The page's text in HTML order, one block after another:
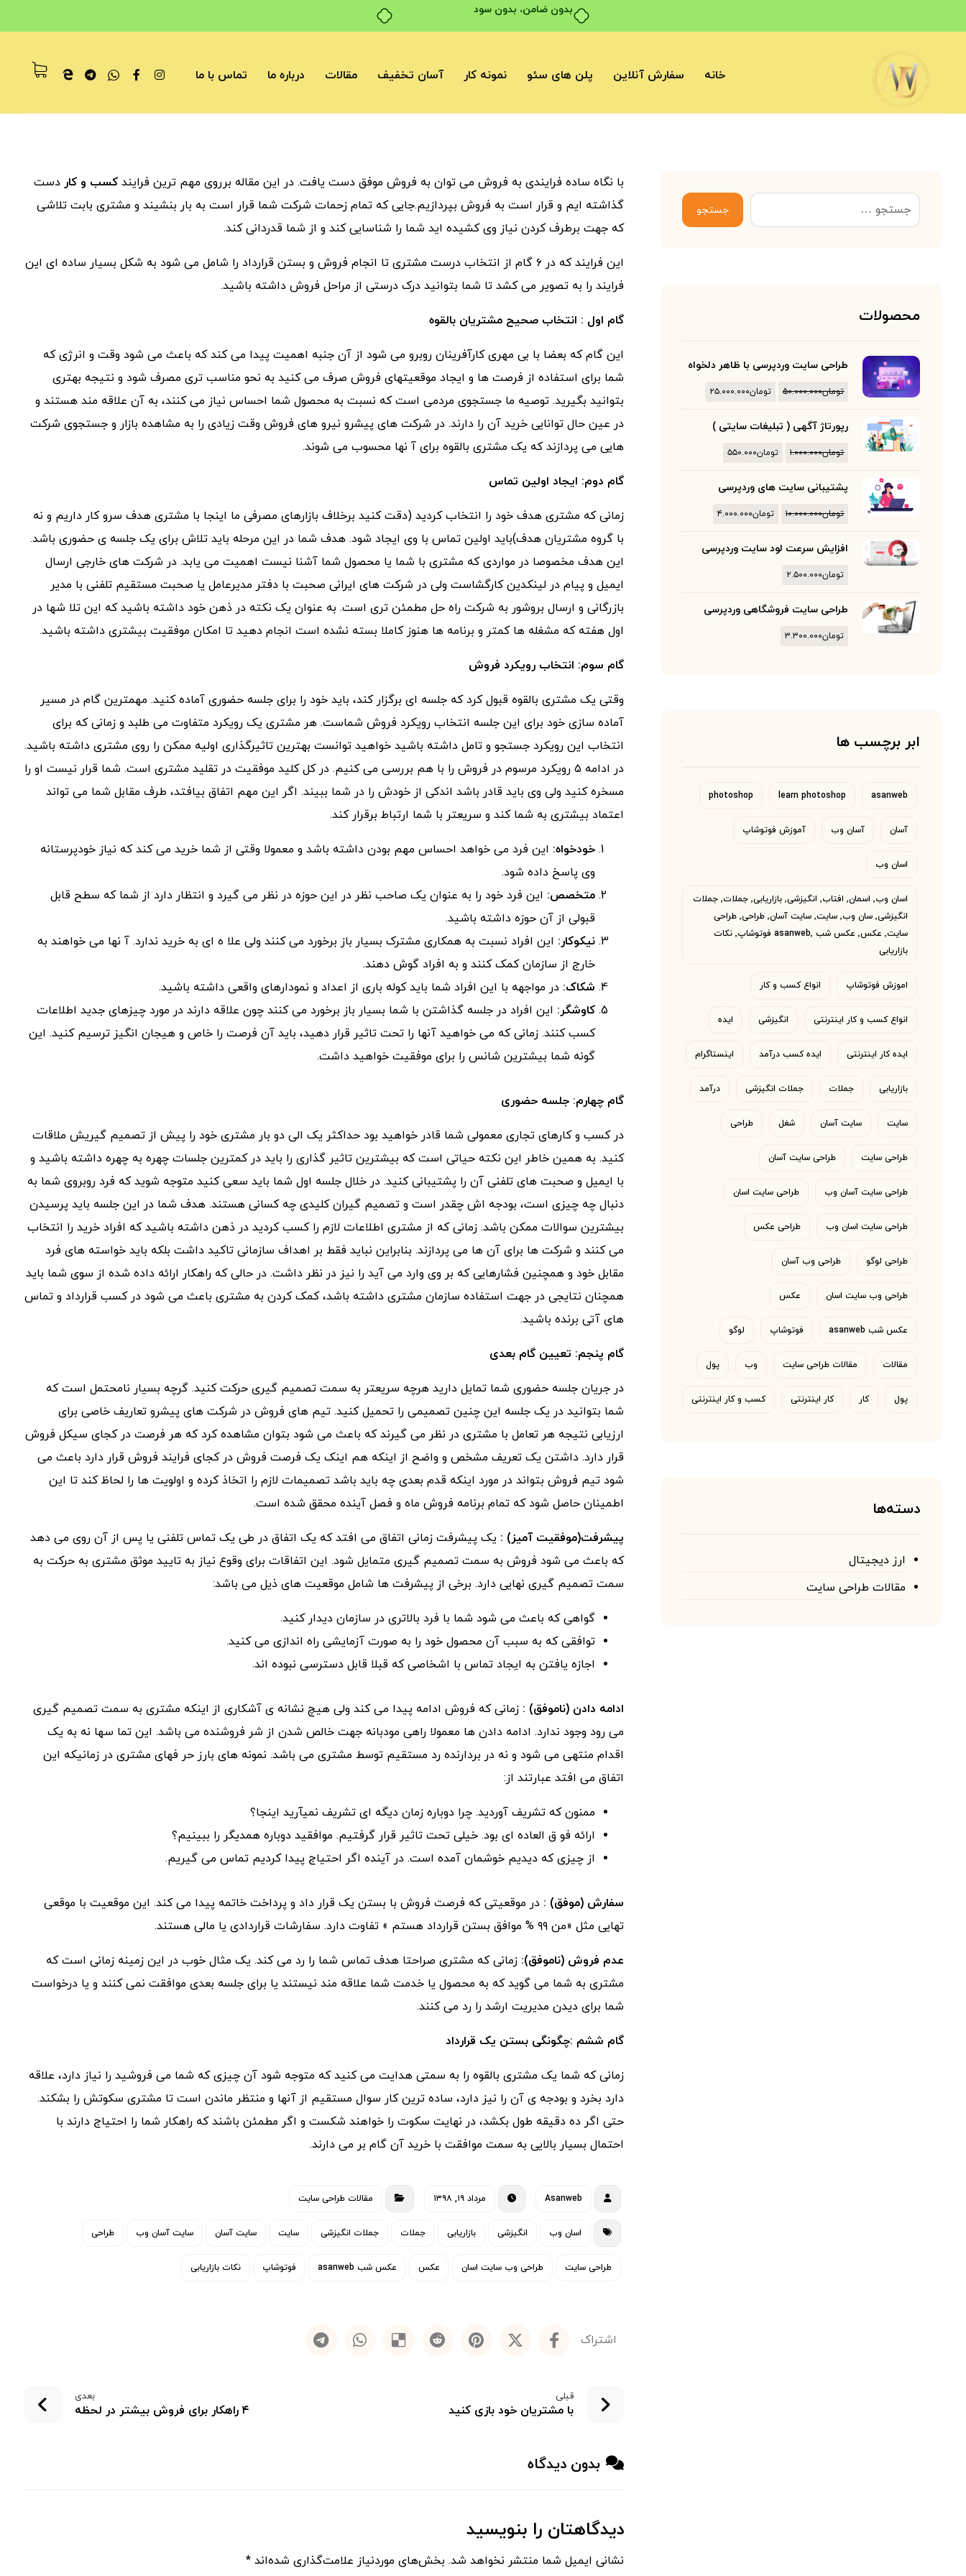
بدون ضامن، بدون سود
خانه سفارش آنلاین پلن های سئو نمونه کار آسان تخفیف مقالات درباره ما تماس با ما
با نگاه ساده فرایندی به فروش می توان به فروش موفق دست یافت. در این مقاله برروی مهم ترین فرایندکسب و کار دست
گذاشته ایم و قرار است به فروش بپردازیم.جایی که تمام زحمات شرکت شما قرار است به بار بنشیند و مشتری بابت تلاشی
که جهت برطرف کردن نیاز وی کشیده اید شما را شناسایی کند و از شما قدردانی کند.
این فرایند که در ۶ گام از انتخاب درست مشتری تا انجام فروش و بستن قرارداد را شامل می شود به شکل بسیار ساده ای این
فرایند را به تصویر می کشد تا شما بتوانید درک درستی از مراحل فروش داشته باشید.
گام اول : انتخاب صحیح مشتریان بالقوه
این گام که بعضا با بی مهری کارآفرینان روبرو می شود از آن جنبه اهمیت پیدا می کند که باعث می شود وقت و انرژی که
شما برای استفاده از فرصت ها و ایجاد موقعیتهای فروش صرف می کنید به نحو مناسب تری مصرف شود و نتیجه بهتری
بتوانید بگیرید. توصیه ما جستجوی مردمی است که نسبت به محصول شما احساس نیاز می کنند، به آن علاقه مند هستند و
در عین حال توانایی خرید آن را دارند. در شرکت های پیشرو نیرو های فروش وقت زیادی را به مشاهده بازار و جستجوی شرکت
هایی می پردازند که یک مشتری بالقوه برای آ نها محسوب می شوند.
گام دوم: ایجاد اولین تماس
زمانی که مشتری هدف خود را انتخاب کردید (دقت کنید برخلاف بازارهای مصرفی ما اینجا با مشتری هدف سرو کار داریم و نه
با گروه مشتریان هدف)باید اولین تماس با وی ایجاد شود. هدف شما در این مرحله باید تلاش برای یک جلسه ی حضوری باشد.
این هدف مخصوصا در مواردی که مشتری با شما یا محصول شما آشنا نیست اهمیت می یابد. در شرکت های خارجی ارسال
ایمیل و پیام در لینکدین کارگشاست ولی در شرکت های ایرانی صحبت با دفتر مدیرعامل یا صحبت مستقیم تلفنی با مدیر
بازرگانی و ارسال بروشور به شرکت راه حل مطمئن تری است. به عنوان یک نکته در ذهن خود داشته باشید که این تلا شها در
اول هفته که مشغله ها کمتر و برنامه ها هنوز کاملا بسته نشده است انجام دهید تا امکان موفقیت بیشتری داشته باشید.
گام سوم: انتخاب رویکرد فروش
وقتی یک مشتری بالقوه قبول کرد که جلسه ای برگزار کند، باید خود را برای جلسه حضوری آماده کنید. مهمترین گام در مسیر
آماده سازی خود برای این جلسه انتخاب رویکرد فروش شماست. هر مشتری یک رویکرد متفاوت می طلبد و زمانی که برای
انتخاب این رویکرد جستجو و تامل داشته باشید خواهید توانست بهترین تاثیرگذاری اولیه ممکن را روی مشتری داشته باشید.
در ادامه ۵ رویکرد مرسوم در فروش را با هم بررسی می کنیم. در کل کلید موفقیت در تقلید مشتری است. شما قرار نیست او را
مسخره کنید ولی وی باید قادر باشد اندکی از خودش را در شما ببیند. اگر این مهم اتفاق بیافتد، طرف مقابل شما می تواند
اعتماد بیشتری به شما کند و سریعتر با شما ارتباط برقرار کند.
خودخواه: این فرد می خواهد احساس مهم بودن داشته باشد و معمولا وقتی از شما خرید می کند که نیاز خودپرستانه
وی پاسخ داده شود.
متخصص: این فرد خود را به عنوان یک صاحب نظر در این حوزه در نظر می گیرد و انتظار دارد از شما که سطح قابل
قبولی از آن حوزه داشته باشید.
نیکوکار: این افراد نسبت به همکاری مشترک بسیار باز برخورد می کنند ولی علا ه ای به خرید ندارد. آ نها می خواهند به
خارج از سازمان کمک کنند و به افراد گوش دهند.
شکاک: در مواجهه با این افراد شما باید کوله باری از اعداد و نمودارهای واقعی داشته باشید.
کاوشگر: این افراد در جلسه گذاشتن با شما بسیار باز برخورد می کنند چون علاقه دارند در مورد چیزهای جدید اطلاعات
کسب کنند. زمانی که می خواهید آنها را تحت تاثیر قرار دهید، باید آن فرصت را خاص و هیجان انگیز ترسیم کنید. این
گونه شما بیشترین شانس را برای موفقیت خواهید داشت.
گام چهارم: جلسه حضوری
در کسب و کارهای تجاری معمولی شما قادر خواهید بود حداکثر یک الی دو بار مشتری خود را پیش از تصمیم گیریش ملاقات
کنید. به همین خاطر این نکته حیاتی است که بیشترین تاثیر گذاری را باید در کمترین جلسات چهره به چهره داشته باشید و
با ایمیل و صحبت های تلفنی آن را پشتیبانی کنید. در خلال جلسه اول شما باید سعی کنید متوجه شوید که فرد روبروی شما به
دنبال چه چیزی است، بودجه اش چقدر است و تصمیم گیران کلیدی چه کسانی هستند. هدف شما در این جلسه باید پرسیدن
بیشترین سوالات ممکن باشد. زمانی که از مشتری اطلاعات لازم را کسب کردید در ذهن داشته باشید که افراد خرید را انتخاب
می کنند و شرکت ها برای آن ها می پردازند. بنابراین نباید فقط بر اهداف سازمانی تاکید داشت بلکه باید خواسته های فرد
مقابل خود و همچنین فشارهایی که بر وی وارد می آید را نیز در نظر داشت. در حالی که راهکار ارائه داده شده از سوی شما باید
همچنان نتایجی در جهت استفاده سازمان مشتری داشته باشد، کمک کردن به مشتری باعث می شود در کسب قرارداد و تماس
های آتی برنده باشید.
گام پنجم: تعیین گام بعدی
در جریان جلسه حضوری شما تمایل دارید هرچه سریعتر به سمت تصمیم گیری حرکت کنید. گرچه بسیار نامحتمل است که
شما بتوانید در یک جلسه این چنین تصمیمی را تحمیل کنید. تیم های فروش در شرکت های پیشرو تعاریف خاصی برای
ارزیابی نتیجه هر تعامل با مشتری در نظر می گیرند که باعث می شود بتوان مشاهده کرد که هر فرصت در کجای سیکل فروش
قرار دارد. داشتن یک تعریف مشخص و واضح از اینکه هم اینک یک فرصت فروش در کجای فرایند فروش قرار دارد باعث می
شود تیم فروش بتواند در مورد اینکه قدم بعدی چه باید باشد تصمیمات لازم را اتخاذ کرده و اولویت ها را لحاظ کند تا این
اطمینان حاصل شود که تمام برنامه فروش ماه و فصل آینده محقق شده است.
پیشرفت(موفقیت آمیز) : یک پیشرفت زمانی اتفاق می افتد که یک اتفاق در طی یک تماس تلفنی یا پس از آن روی می دهد
که باعث می شود فروش به سمت تصمیم گیری متمایل شود. این اتفاقات برای وقوع نیاز به تایید موثق مشتری به حرکت به
سمت تصمیم گیری نهایی دارد. برخی از پیشرفت ها شامل موقعیت های ذیل می باشد:
گواهی که باعث می شود شما با فرد بالاتری در سازمان دیدار کنید.
توافقی که به سبب آن محصول خود را به صورت آزمایشی راه اندازی می کنید.
اجازه یافتن به ایجاد تماس با اشخاصی که قبلا قابل دسترسی نبوده اند.
ادامه دادن (ناموفق) : زمانی که فروش ادامه پیدا می کند ولی هیچ نشانه ی آشکاری از اینکه مشتری به سمت تصمیم گیری
می رود وجود ندارد. ادامه دادن ها معمولا راهی مودبانه جهت خالص شدن از شر فروشنده می باشد. این تما سها نه به یک
اقدام منتهی می شود و نه در بردارنده رد مستقیم توسط مشتری می باشد. نمونه های بارز حر فهای مشتری در زمانیکه این
اتفاق می افتد عبارتند از:
ممنون که تشریف آوردید. چرا دوباره زمان دیگه ای تشریف نمیآرید اینجا؟
ارائه فو ق العاده ای بود. خیلی تحت تاثیر قرار گرفتیم. موافقید دوباره همدیگر را ببینیم؟
از چیزی که دیدیم خوشمان آمده است. در آینده اگر احتیاج پیدا کردیم تماس می گیریم.
سفارش (موفق) : در موقعیتی که فرصت فروش با بستن یک قرار داد و پرداخت خاتمه پیدا می کند. این موقعیت با موقعی
تهایی مثل «من ۹۹ % موافق بستن قرارداد هستم » تفاوت دارد. سفارشات قراردادی یا مالی هستند.
عدم فروش (ناموفق): زمانی که مشتری صراحتا هدف تماس شما را رد می کند. یک مثال خوب در این زمینه زمانی است که
مشتری به شما می گوید که به محصول یا خدمت شما علاقه مند نیستند یا برای جلسه بعدی موافقت نمی کنند و یا درخواست
شما برای دیدن مدیریت ارشد را رد می کنند.
گام ششم :چگونگی بستن یک قرارداد
زمانی که شما یک مشتری بالقوه را به سمتی هدایت می کنید که متوجه شود آن چیزی که شما می فروشید را نیاز دارد، علاقه
دارد بخرد و بودجه ی آن را نیز دارد، ساده ترین کار سوال مستقیم از آنها و منتظر ماندن است تا مشتری سکوتش را بشکند.
حتی اگر ده دقیقه طول بکشد، در نهایت سکوت را خواهند شکست و اگر مطمئن باشند که راهکار شما را احتیاج دارند با
احتمال بسیار بالایی به سمت موافقت با خرید آن گام بر می دارند.
Asanweb مرداد ۱۹, ۱۳۹۸ مقالات طراحی سایت
اسان وب انگیزشی بازاریابی جملات جملات انگیزشی سایت سایت آسان سایت آسان وب طراحی
طراحی سایت طراحی وب سایت اسان عکس عکس شب asanweb فوتوشاپ نکات بازاریابی
قبلی
با مشتریان خود بازی کنید
بعدی
۴ راهکار برای فروش بیشتر در لحظه
بدون دیدگاه
دیدگاهتان را بنویسید
نشانی ایمیل شما منتشر نخواهد شد. بخش‌های موردنیاز علامت‌گذاری شده‌اند*
جستجو
محصولات
طراحی سایت وردپرسی با ظاهر دلخواه
تومان۵۰.۰۰۰.۰۰۰ تومان۲۵.۰۰۰.۰۰۰
رپورتاژ آگهی ( تبلیغات سایتی )
تومان۱.۰۰۰.۰۰۰ تومان۵۵۰.۰۰۰
پشتیبانی سایت های وردپرسی
تومان۱۰.۰۰۰.۰۰۰ تومان۴.۰۰۰.۰۰۰
افزایش سرعت لود سایت وردپرسی
تومان۲.۵۰۰.۰۰۰
طراحی سایت فروشگاهی وردپرسی
تومان۳.۳۰۰.۰۰۰
ابر برچسب ها
asanweb
learn photoshop
photoshop
آسان آسان وب آموزش فوتوشاپ
اسان وب
اسان وب٬ اسمان٬ افتاب٬ انگیزشی٬ بازاریابی٬ جملات٬ جملات
انگیزشی٬ سان وب٬ سایت٬ سایت آسان٬ طراحی٬ طراحی
سایت٬ عکس٬ عکس شب asanweb٬ فوتوشاپ٬ نکات
بازاریابی
اموزش فوتوشاپ انواع کسب و کار
انواع کسب و کار اینترنتی انگیزشی ایده
ایده کار اینترنتی ایده کسب درآمد اینستاگرام
بازاریابی جملات جملات انگیزشی درآمد
سایت سایت آسان شغل طراحی
طراحی سایت طراحی سایت آسان
طراحی سایت آسان وب طراحی سایت اسان
طراحی سایت اسان وب طراحی عکس
طراحی لوگو طراحی وب آسان
طراحی وب سایت اسان عکس
عکس شب asanweb فوتوشاپ لوگو
مقالات مقالات طراحی سایت وب پول
پول کار کار اینترنتی کسب و کار اینترنتی
دسته‌ها
ارز دیجیتال
مقالات طراحی سایت